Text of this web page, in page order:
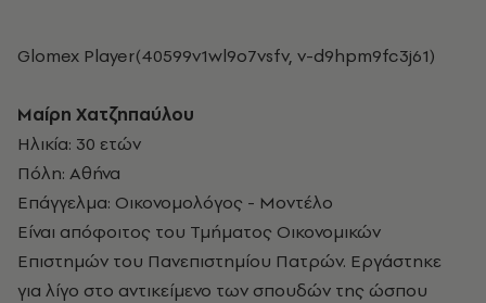
Glomex Player(40599v1wl9o7vsfv, v-d9hpm9fc3j61)
Μαίρη Χατζηπαύλου
Ηλικία: 30 ετών
Πόλη: Αθήνα
Επάγγελμα: Οικονομολόγος - Μοντέλο
Είναι απόφοιτος του Τμήματος Οικονομικών
Επιστημών του Πανεπιστημίου Πατρών. Εργάστηκε
για λίγο στο αντικείμενο των σπουδών της ώσπου